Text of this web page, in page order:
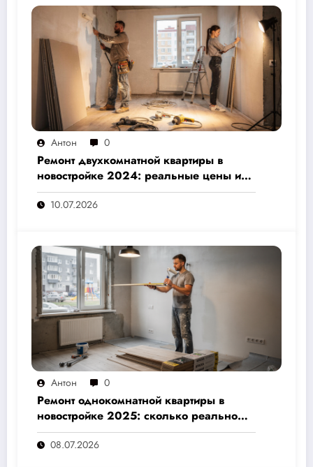
Антон 0
Ремонт двухкомнатной квартиры в
новостройке 2024: реальные цены и
скрытые расходы, которые вам не
назовут подрядчики
10.07.2026
Антон 0
Ремонт однокомнатной квартиры в
новостройке 2025: сколько реально
стоит и как не переплатить — полный
расчёт от 500 000 рублей
08.07.2026